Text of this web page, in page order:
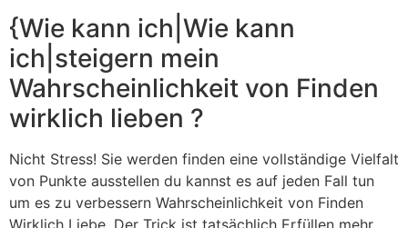
{Wie kann ich|Wie kann
ich|steigern mein
Wahrscheinlichkeit von Finden
wirklich lieben ?
Nicht Stress! Sie werden finden eine vollständige Vielfalt
von Punkte ausstellen du kannst es auf jeden Fall tun
um es zu verbessern Wahrscheinlichkeit von Finden
Wirklich Liebe. Der Trick ist tatsächlich Erfüllen mehr